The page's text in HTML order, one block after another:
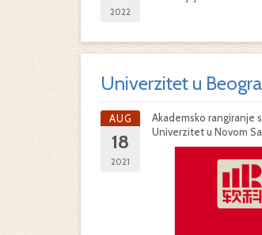
2022
Univerzitet u
AUG
18
2021
Akademsko rangiranje
Univerzitet u Novom